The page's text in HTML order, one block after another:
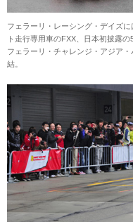
フェラーリ・レーシング・デイズ
ト走行専用車のFXX、日本初披露
フェラーリ・チャレンジ・アジア
結。